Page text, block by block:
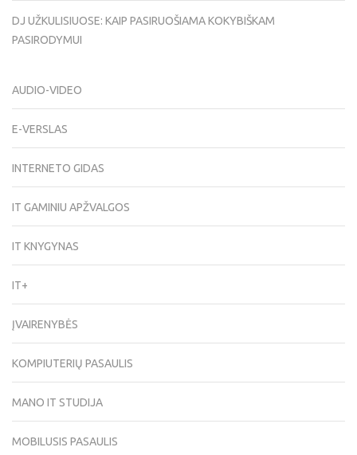
DJ UŽKULISIUOSE: KAIP PASIRUOŠIAMA KOKYBIŠKAM
PASIRODYMUI
AUDIO-VIDEO
E-VERSLAS
INTERNETO GIDAS
IT GAMINIU APŽVALGOS
IT KNYGYNAS
IT+
ĮVAIRENYBĖS
KOMPIUTERIŲ PASAULIS
MANO IT STUDIJA
MOBILUSIS PASAULIS